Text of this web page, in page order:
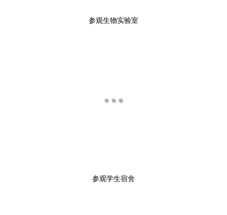
参观生物实验室
参观学生宿舍